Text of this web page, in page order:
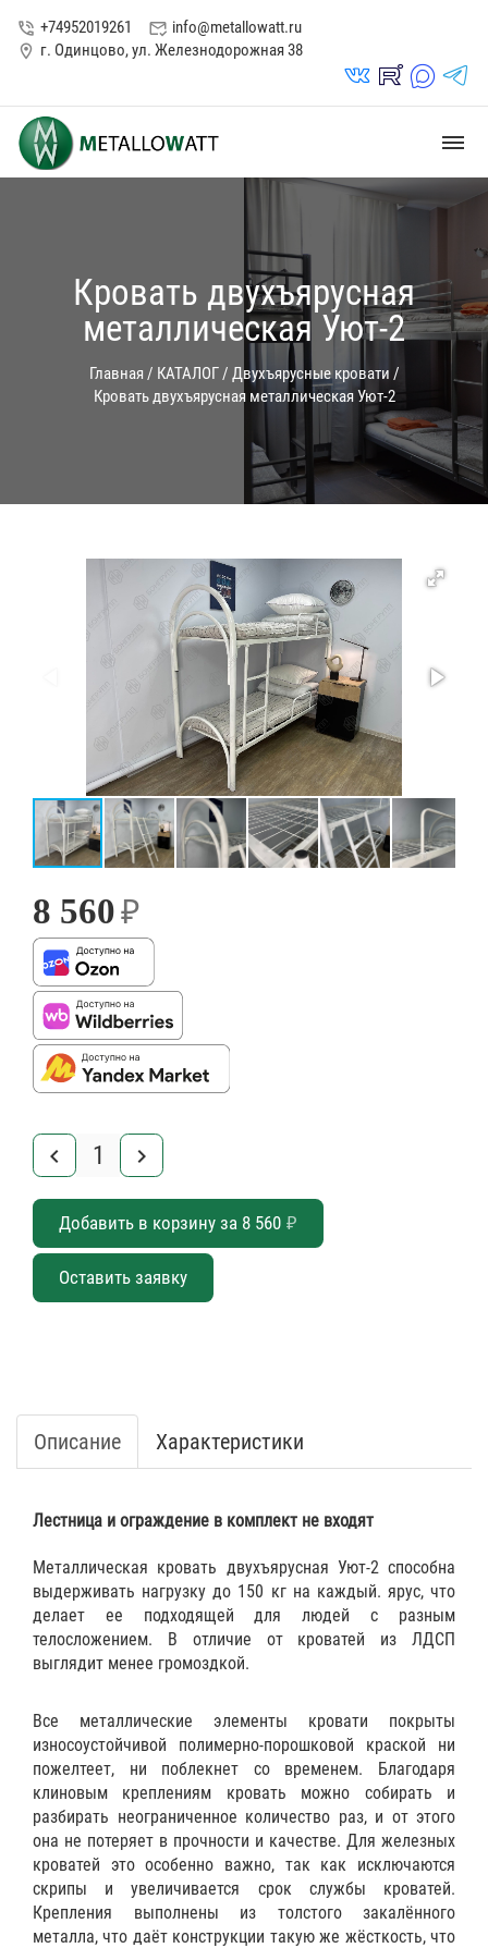
phone_in_talk +74952019261 mark_email_read info@metallowatt.ru
location_on г. Одинцово, ул. Железнодорожная 38
vk_in rutube_in max_s telegrams_in
dehaze
Кровать двухъярусная
металлическая Уют-2
Главная / КАТАЛОГ/ Двухъярусные кровати /
Кровать двухъярусная металлическая Уют-2
8 560₽
keyboard_arrow_left keyboard_arrow_right
Добавить в корзину за 8 560 ₽
Оставить заявку
Описание Характеристики
Лестница и ограждение в комплект не входят
Металлическая кровать двухъярусная Уют-2 способна
выдерживать нагрузку до 150 кг на каждый. ярус, что
делает ее подходящей для людей с разным
телосложением. В отличие от кроватей из ЛДСП
выглядит менее громоздкой.
Все металлические элементы кровати покрыты
износоустойчивой полимерно-порошковой краской ни
пожелтеет, ни поблекнет со временем. Благодаря
клиновым креплениям кровать можно собирать и
разбирать неограниченное количество раз, и от этого
она не потеряет в прочности и качестве. Для железных
кроватей это особенно важно, так как исключаются
скрипы и увеличивается срок службы кроватей.
Крепления выполнены из толстого закалённого
металла, что даёт конструкции такую же жёсткость, что